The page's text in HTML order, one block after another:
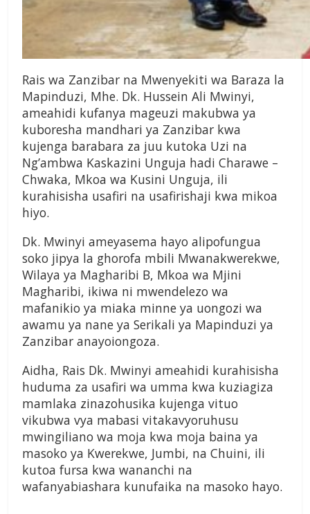
Rais wa Zanzibar na Mwenyekiti wa Baraza la
Mapinduzi, Mhe. Dk. Hussein Ali Mwinyi,
ameahidi kufanya mageuzi makubwa ya
kuboresha mandhari ya Zanzibar kwa
kujenga barabara za juu kutoka Uzi na
Ng’ambwa Kaskazini Unguja hadi Charawe –
Chwaka, Mkoa wa Kusini Unguja, ili
kurahisisha usafiri na usafirishaji kwa mikoa
hiyo.
Dk. Mwinyi ameyasema hayo alipofungua
soko jipya la ghorofa mbili Mwanakwerekwe,
Wilaya ya Magharibi B, Mkoa wa Mjini
Magharibi, ikiwa ni mwendelezo wa
mafanikio ya miaka minne ya uongozi wa
awamu ya nane ya Serikali ya Mapinduzi ya
Zanzibar anayoiongoza.
Aidha, Rais Dk. Mwinyi ameahidi kurahisisha
huduma za usafiri wa umma kwa kuziagiza
mamlaka zinazohusika kujenga vituo
vikubwa vya mabasi vitakavyoruhusu
mwingiliano wa moja kwa moja baina ya
masoko ya Kwerekwe, Jumbi, na Chuini, ili
kutoa fursa kwa wananchi na
wafanyabiashara kunufaika na masoko hayo.